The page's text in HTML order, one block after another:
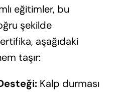
eğitimler, bu
şekilde
aşağıdaki
taşır:
Kalp durması